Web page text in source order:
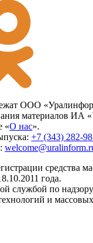
ООО
материалов ИА
«О нас».
+7 (343) 282-
средства
года.
службой по надзору
и